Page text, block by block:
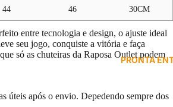
PRONTA
44 46 30CM
entre tecnologia e design, o ajuste ideal
seu jogo, conquiste a vitória e faça
só as chuteiras da Raposa Outlet podem
úteis após o envio. Depedendo sempre dos